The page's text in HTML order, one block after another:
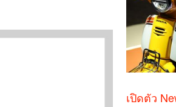
เปิดตัว